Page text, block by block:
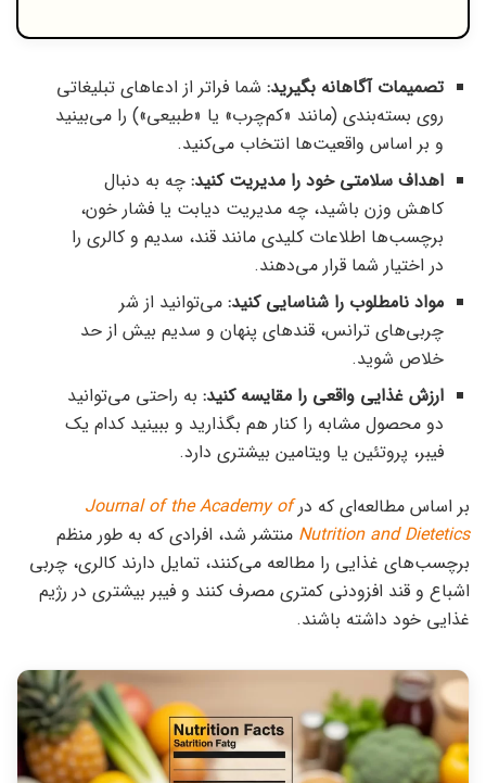
تصمیمات آگاهانه بگیرید: شما فراتر از ادعاهای تبلیغاتی
روی بسته‌بندی (مانند «کم‌چرب» یا «طبیعی») را می‌بینید
و بر اساس واقعیت‌ها انتخاب می‌کنید.
اهداف سلامتی خود را مدیریت کنید: چه به دنبال
کاهش وزن باشید، چه مدیریت دیابت یا فشار خون،
برچسب‌ها اطلاعات کلیدی مانند قند، سدیم و کالری را
در اختیار شما قرار می‌دهند.
مواد نامطلوب را شناسایی کنید: می‌توانید از شر
چربی‌های ترانس، قندهای پنهان و سدیم بیش از حد
خلاص شوید.
ارزش غذایی واقعی را مقایسه کنید: به راحتی می‌توانید
دو محصول مشابه را کنار هم بگذارید و ببینید کدام یک
فیبر، پروتئین یا ویتامین بیشتری دارد.
بر اساس مطالعه‌ای که درJournal of the Academy of
Nutrition and Dietetics منتشر شد، افرادی که به طور منظم
برچسب‌های غذایی را مطالعه می‌کنند، تمایل دارند کالری، چربی
اشباع و قند افزودنی کمتری مصرف کنند و فیبر بیشتری در رژیم
غذایی خود داشته باشند.